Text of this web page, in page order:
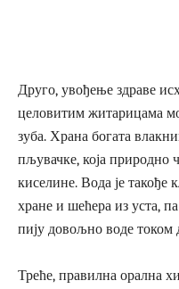
Друго, увођење здраве
целовитим житарицама
зуба. Храна богата
пљувачке, која природно
киселине. Вода је такође
хране и шећера из уста,
пију довољно воде током
Треће, правилна орална